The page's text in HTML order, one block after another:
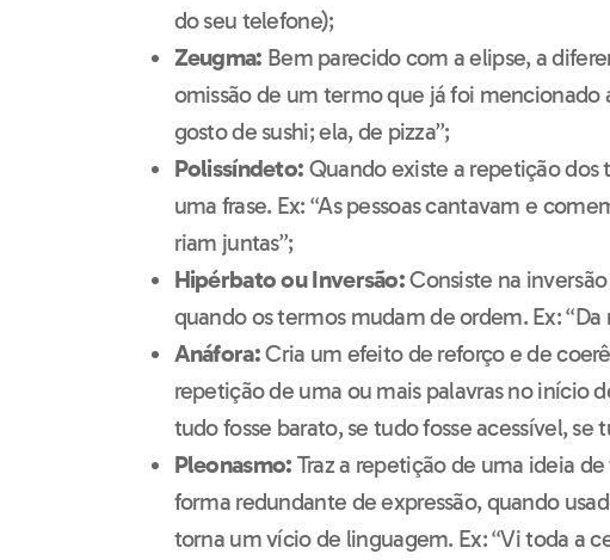
do seu telefone);
Zeugma: Bem parecido com a elipse, a
omissão de um termo que já foi mencionado
gosto de sushi; ela, de pizza”;
Polissíndeto: Quando existe a repetição
uma frase. Ex: “As pessoas cantavam e
riam juntas”;
Hipérbato ou Inversão:Consiste na
quando os termos mudam de ordem. Ex:
Anáfora:Cria um efeito de reforço e de
repetição de uma ou mais palavras no início
tudo fosse barato, se tudo fosse acessível, se
Pleonasmo: Traz a repetição de uma ideia
forma redundante de expressão, quando
torna um vício de linguagem. Ex: “Vi toda a